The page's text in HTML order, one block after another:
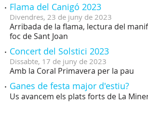
Flama del Canigó 2023
Divendres, 23 de juny de 2023
Arribada de la flama, lectura del
foc de Sant Joan
Concert del Solstici 2023
Dissabte, 17 de juny de 2023
Amb la Coral Primavera per la pau
Ganes de festa major d'estiu?
Us avancem els plats forts de La